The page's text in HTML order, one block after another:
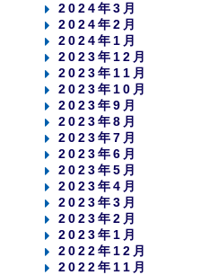
2024年3月
2024年2月
2024年1月
2023年12月
2023年11月
2023年10月
2023年9月
2023年8月
2023年7月
2023年6月
2023年5月
2023年4月
2023年3月
2023年2月
2023年1月
2022年12月
2022年11月